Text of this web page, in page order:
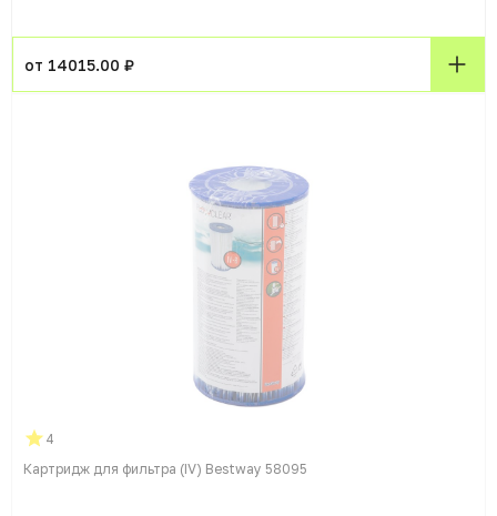
от 14015.00 ₽
4
Картридж для фильтра (IV) Bestway 58095